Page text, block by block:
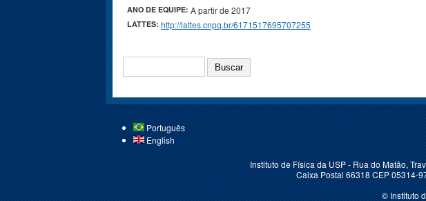
ANO DE EQUIPE: A partir de 2017
LATTES: http://lattes.cnpq.br/6171517695707255
Português
English
Instituto de Física da USP - Rua do Matão,
Caixa Postal 66318 CEP 05314-
© Instituto